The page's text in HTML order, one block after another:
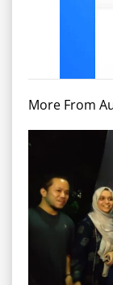
More From